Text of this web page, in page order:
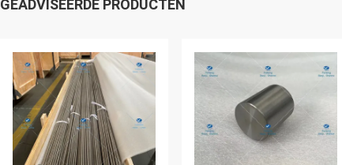
GEADVISEERDE PRODUCTEN